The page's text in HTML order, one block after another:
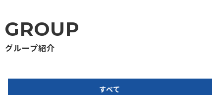
GROUP
グループ紹介
すべて